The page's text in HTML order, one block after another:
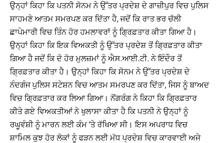
ਉਨ੍ਹਾਂ ਕਿਹਾ ਕਿ ਪਤਨੀ ਸੋਨਮ ਨੇ ਉੱਤਰ ਪ੍ਰਦੇਸ਼ ਦੇ ਗਾਜ਼ੀਪੁਰ ਵਿਚ ਪੁਲਿਸ
ਸਾਹਮਣੇ ਆਤਮ ਸਮਰਪਣ ਕਰ ਦਿੱਤਾ ਹੈ, ਜਦੋਂ ਕਿ ਰਾਤ ਭਰ ਚੱਲੀ
ਛਾਪੇਮਾਰੀ ਵਿਚ ਤਿੰਨ ਹੋਰ ਹਮਲਾਵਰਾਂ ਨੂੰ ਗ੍ਰਿਫ਼ਤਾਰ ਕੀਤਾ ਗਿਆ ਹੈ।
ਉਨ੍ਹਾਂ ਕਿਹਾ ਕਿ ਇਕ ਵਿਅਕਤੀ ਨੂੰ ਉੱਤਰ ਪ੍ਰਦੇਸ਼ ਤੋਂ ਗ੍ਰਿਫ਼ਤਾਰ ਕੀਤਾ
ਗਿਆ ਹੈ ਜਦੋਂ ਕਿ ਦੋ ਹੋਰ ਮੁਲਜ਼ਮਾਂ ਨੂੰ ਐਸ.ਆਈ.ਟੀ. ਨੇ ਇੰਦੌਰ ਤੋਂ
ਗ੍ਰਿਫ਼ਤਾਰ ਕੀਤਾ ਹੈ। ਉਨ੍ਹਾਂ ਕਿਹਾ ਕਿ ਸੋਨਮ ਨੇ ਉੱਤਰ ਪ੍ਰਦੇਸ਼ ਦੇ
ਨੰਦਗੰਜ ਪੁਲਿਸ ਸਟੇਸ਼ਨ ਵਿਚ ਆਤਮ ਸਮਰਪਣ ਕਰ ਦਿੱਤਾ, ਜਿਸ ਨੂੰ ਬਾਅਦ
ਵਿਚ ਗ੍ਰਿਫ਼ਤਾਰ ਕਰ ਲਿਆ ਗਿਆ। ਨੋਂਗਰੰਗ ਨੇ ਕਿਹਾ ਕਿ ਗ੍ਰਿਫ਼ਤਾਰ
ਕੀਤੇ ਗਏ ਵਿਅਕਤੀਆਂ ਨੇ ਖੁਲਾਸਾ ਕੀਤਾ ਹੈ ਕਿ ਪਤਨੀ ਨੇ ਉਨ੍ਹਾਂ ਨੂੰ
ਰਘੂਵੰਸ਼ੀ ਨੂੰ ਮਾਰਨ ਲਈ ਕੰਮ ’ਤੇ ਰੱਖਿਆ ਸੀ। ਇਸ ਅਪਰਾਧ ਵਿਚ
ਸ਼ਾਮਿਲ ਕੁਝ ਹੋਰ ਲੋਕਾਂ ਨੂੰ ਫੜਨ ਲਈ ਮੱਧ ਪ੍ਰਦੇਸ਼ ਵਿਚ ਕਾਰਵਾਈ ਅਜੇ